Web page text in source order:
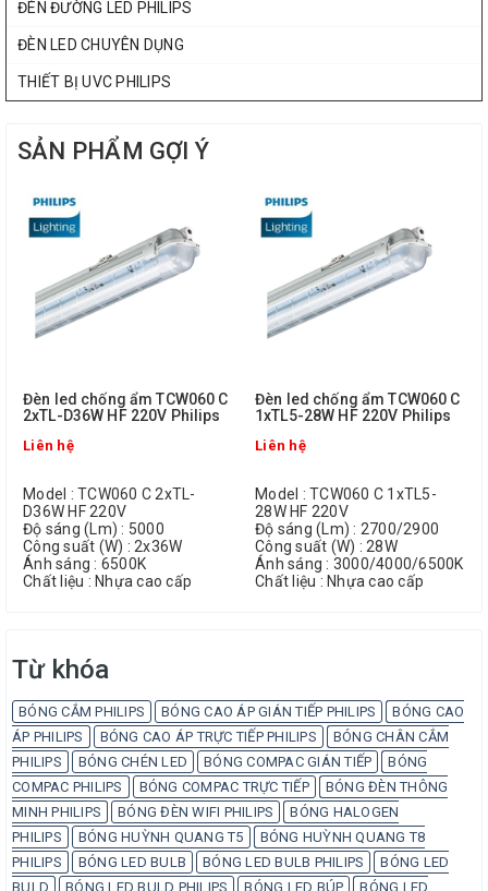
ĐÈN ĐƯỜNG LED PHILIPS
ĐÈN LED CHUYÊN DỤNG
THIẾT BỊ UVC PHILIPS
SẢN PHẨM GỢI Ý
Đèn led chống ẩm TCW060 C
2xTL-D36W HF 220V Philips
Liên hệ
Model : TCW060 C 2xTL-
D36W HF 220V
Độ sáng (Lm) : 5000
Công suất (W) : 2x36W
Ánh sáng : 6500K
Chất liệu : Nhựa cao cấp
Đèn led chống ẩm TCW060 C
1xTL5-28W HF 220V Philips
Liên hệ
Model : TCW060 C 1xTL5-
28W HF 220V
Độ sáng (Lm) : 2700/2900
Công suất (W) : 28W
Ánh sáng : 3000/4000/6500K
Chất liệu : Nhựa cao cấp
Từ khóa
BÓNG CẮM PHILIPS BÓNG CAO ÁP GIÁN TIẾP PHILIPS
BÓNG CAO
ÁP PHILIPS
BÓNG CAO ÁP TRỰC TIẾP PHILIPS
BÓNG CHÂN CẮM
PHILIPS
BÓNG CHÉN LED BÓNG COMPAC GIÁN TIẾP
BÓNG
COMPAC PHILIPS
BÓNG COMPAC TRỰC TIẾP
BÓNG ĐÈN THÔNG
MINH PHILIPS
BÓNG ĐÈN WIFI PHILIPS
BÓNG HALOGEN
PHILIPS
BÓNG HUỲNH QUANG T5
BÓNG HUỲNH QUANG T8
PHILIPS
BÓNG LED BULB BÓNG LED BULB PHILIPS
BÓNG LED
BULD
BÓNG LED BULD PHILIPS BÓNG LED BÚP
BÓNG LED